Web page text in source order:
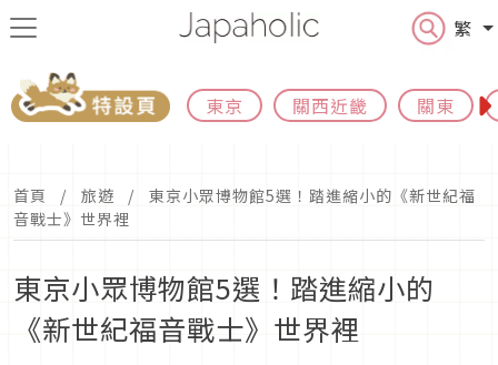
繁
東京 關西近畿 關東
首頁 旅遊
東京小眾博物館5選！踏進縮小的《新世紀福
音戰士》世界裡
東京小眾博物館5選！踏進縮小的
《新世紀福音戰士》世界裡